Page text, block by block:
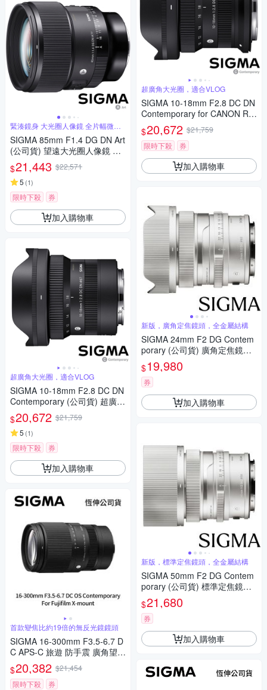
緊湊鏡身 大光圈人像鏡 全片幅微單
眼鏡頭
SIGMA 85mm F1.4 DG DN Art
(公司貨) 望遠大光圈人像鏡 全
片幅微單眼鏡頭
$21,443 $22,571
5 (1)
限時下殺 券
加入購物車
超廣角大光圈，適合VLOG
SIGMA 10-18mm F2.8 DC DN
Contemporary (公司貨) 超廣角
變焦鏡頭 APS-C 無反微單眼鏡
頭
$20,672 $21,759
5 (1)
限時下殺 券
加入購物車
首款變焦比約19倍的無反光鏡鏡頭
SIGMA 16-300mm F3.5-6.7 D
C APS-C 旅遊 防手震 廣角望遠
鏡頭 For Fujifilm X-mount (公
司貨)
$20,382 $21,454
限時下殺
券
超廣角大光圈，適合VLOG
SIGMA 10-18mm F2.8 DC DN
Contemporary for CANON RF
接環 (公司貨) 超廣角變焦鏡頭
APS-C 無反微單眼鏡頭
$20,672 $21,759
限時下殺
券
加入購物車
新版，廣角定焦鏡頭，全金屬結構
SIGMA 24mm F2 DG Contem
porary (公司貨) 廣角定焦鏡頭
全片幅無反微單眼鏡頭 i系列
$19,980
券
加入購物車
新版，標準定焦鏡頭，全金屬結構
SIGMA 50mm F2 DG Contem
porary (公司貨) 標準定焦鏡頭
全片幅無反微單眼鏡頭 i系列
$21,680
券
加入購物車